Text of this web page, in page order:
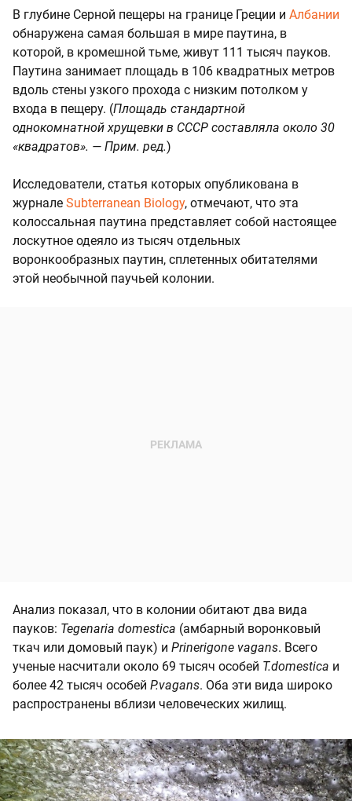
В глубине Серной пещеры на границе Греции и Албании
обнаружена самая большая в мире паутина, в
которой, в кромешной тьме, живут 111 тысяч пауков.
Паутина занимает площадь в 106 квадратных метров
вдоль стены узкого прохода с низким потолком у
входа в пещеру. (Площадь стандартной
однокомнатной хрущевки в СССР составляла около 30
«квадратов». — Прим. ред.)
Исследователи, статья которых опубликована в
журнале Subterranean Biology, отмечают, что эта
колоссальная паутина представляет собой настоящее
лоскутное одеяло из тысяч отдельных
воронкообразных паутин, сплетенных обитателями
этой необычной паучьей колонии.
Анализ показал, что в колонии обитают два вида
пауков: Tegenaria domestica (амбарный воронковый
ткач или домовый паук) и Prinerigone vagans. Всего
ученые насчитали около 69 тысяч особей T.domestica и
более 42 тысяч особей P.vagans. Оба эти вида широко
распространены вблизи человеческих жилищ.